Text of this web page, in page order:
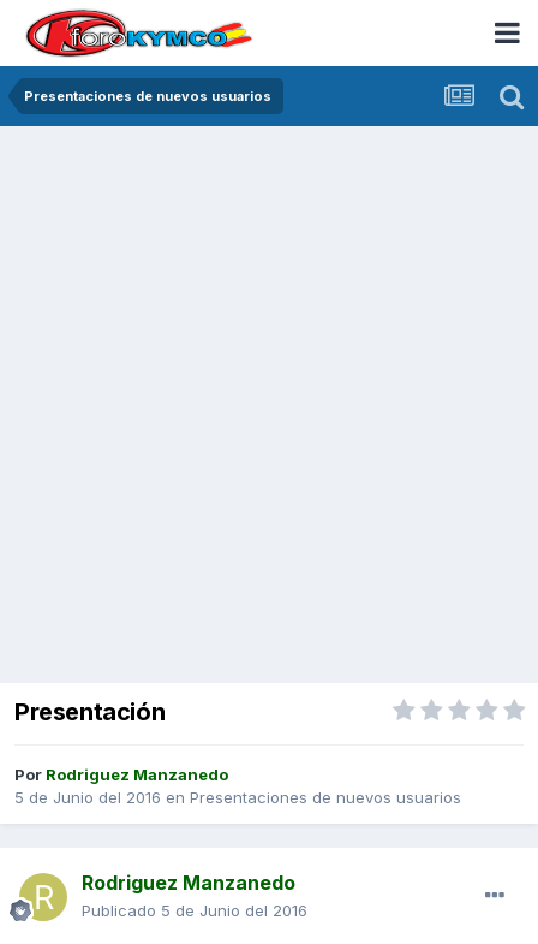
Presentaciones de nuevos usuarios
Presentación
Por Rodriguez Manzanedo
5 de Junio del 2016 en Presentaciones de nuevos usuarios
Rodriguez Manzanedo
Publicado 5 de Junio del 2016